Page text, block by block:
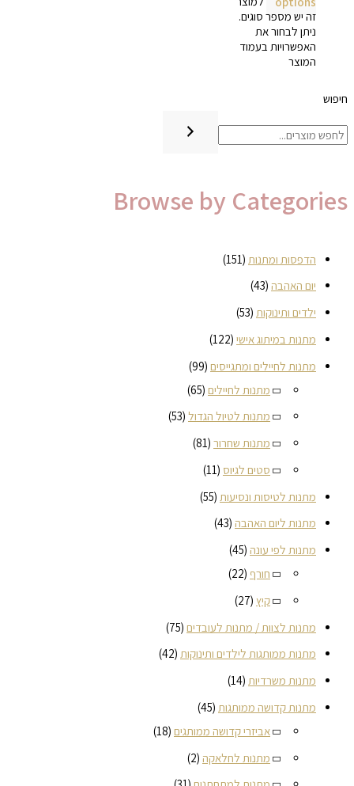
זה יש מספר סוגים.
ניתן לבחור את
האפשרויות בעמוד
המוצר
חיפוש
Browse by Categories
הדפסות ומתנות (151)
יום האהבה (43)
ילדים ותינוקות (53)
מתנות במיתוג אישי (122)
מתנות לחיילים ומתגייסים (99)
מתנות לחיילים (65)
מתנות לטיול הגדול (53)
מתנות שחרור (81)
סטים לגיוס (11)
מתנות לטיסות ונסיעות (55)
מתנות ליום האהבה (43)
מתנות לפי עונה (45)
חורף (22)
קיץ (27)
מתנות לצוות / מתנות לעובדים (75)
מתנות ממותגות לילדים ותינוקות (42)
מתנות משרדיות (14)
מתנות קדושה ממותגות (45)
אביזרי קדושה ממותגים (18)
מתנות לחלאקה (2)